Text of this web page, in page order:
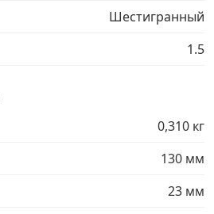
Шестигранный
1.5
0,310 кг
130 мм
23 мм